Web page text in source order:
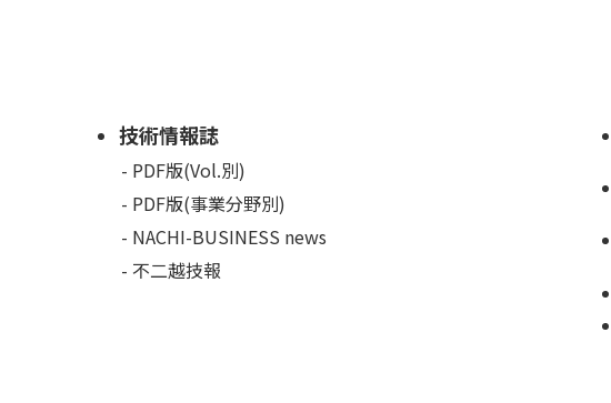
技術情報誌
PDF版(Vol.別)
PDF版(事業分野別)
NACHI-BUSINESS news
不二越技報